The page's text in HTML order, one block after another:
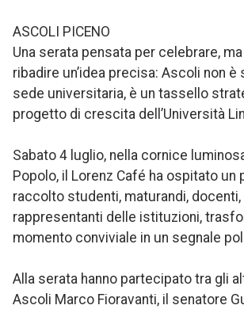
ASCOLI PICENO
Una serata pensata per celebrare,
ribadire un’idea precisa: Ascoli non è
sede universitaria, è un tassello
progetto di crescita dell’Università
Sabato 4 luglio, nella cornice
Popolo, il Lorenz Café ha ospitato un
raccolto studenti, maturandi,
rappresentanti delle istituzioni,
momento conviviale in un segnale
Alla serata hanno partecipato tra gli
Ascoli Marco Fioravanti, il senatore